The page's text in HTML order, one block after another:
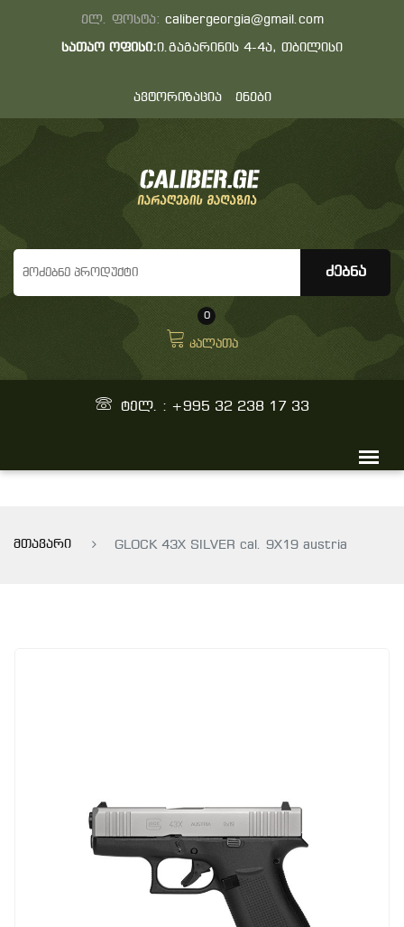
ელ. ფოსტა: calibergeorgia@gmail.com
სათაო ოფისი:ი.გაგარინის 4-4ა, თბილისი
ავტორიზაცია ენები
0
კალათა
ტელ. : +995 32 238 17 33
მთავარი GLOCK 43X SILVER cal. 9X19 austria